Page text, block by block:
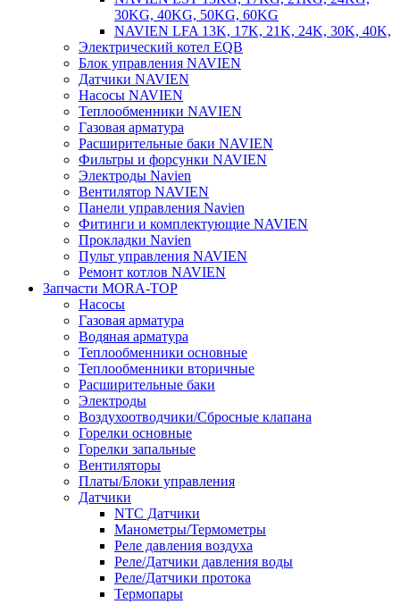
30KG, 40KG, 50KG, 60KG
NAVIEN LFA 13K, 17K, 21K, 24K, 30K, 40K,
Электрический котел EQB
Блок управления NAVIEN
Датчики NAVIEN
Насосы NAVIEN
Теплообменники NAVIEN
Газовая арматура
Расширительные баки NAVIEN
Фильтры и форсунки NAVIEN
Электроды Navien
Вентилятор NAVIEN
Панели управления Navien
Фитинги и комплектующие NAVIEN
Прокладки Navien
Пульт управления NAVIEN
Ремонт котлов NAVIEN
Запчасти MORA-TOP
Насосы
Газовая арматура
Водяная арматура
Теплообменники основные
Теплообменники вторичные
Расширительные баки
Электроды
Воздухоотводчики/Сбросные клапана
Горелки основные
Горелки запальные
Вентиляторы
Платы/Блоки управления
Датчики
NTC Датчики
Манометры/Термометры
Реле давления воздуха
Реле/Датчики давления воды
Реле/Датчики протока
Термопары